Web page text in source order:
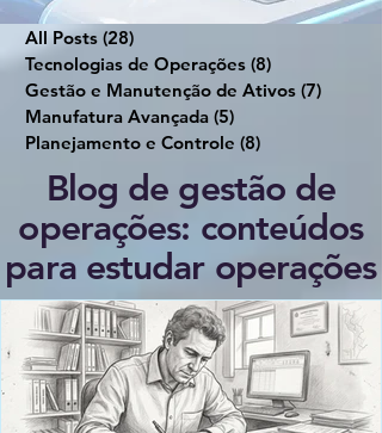
All Posts (28)
Tecnologias de Operações (8)
Gestão e Manutenção de Ativos (7)
Manufatura Avançada (5)
Planejamento e Controle (8)
Blog de gestão de
operações: conteúdos
para estudar operações